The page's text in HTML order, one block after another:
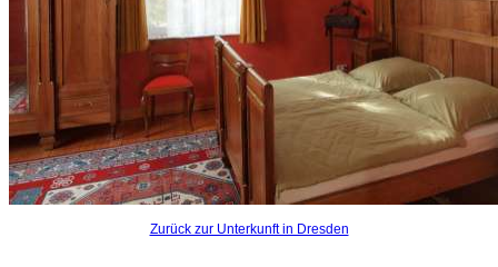
Zurück zur Unterkunft in Dresden